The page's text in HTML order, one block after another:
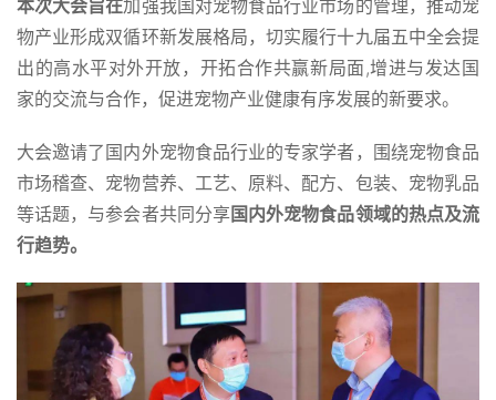
本次大会旨在加强我国对宠物食品行业市场的管理，推动宠
物产业形成双循环新发展格局，切实履行十九届五中全会提
出的高水平对外开放，开拓合作共赢新局面,增进与发达国
家的交流与合作，促进宠物产业健康有序发展的新要求。
大会邀请了国内外宠物食品行业的专家学者，围绕宠物食品
市场稽查、宠物营养、工艺、原料、配方、包装、宠物乳品
等话题，与参会者共同分享国内外宠物食品领域的热点及流
行趋势。